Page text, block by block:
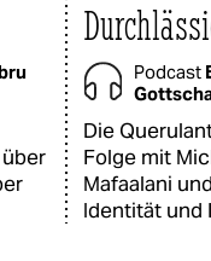
Podcast
Die
Folge mit
Mafaalani
Identität und